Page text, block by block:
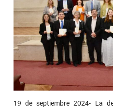
19 de septiembre 2024- La